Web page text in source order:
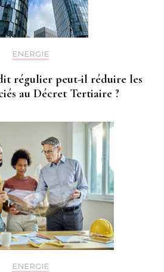
ENERGIE
régulier peut-il réduire les
au Décret Tertiaire ?
ENERGIE